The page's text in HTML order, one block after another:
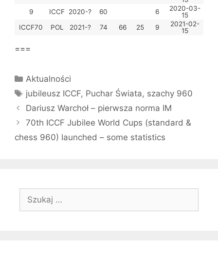
9
ICCF 2020-? 60 6
2020-03-
15
ICCF70
POL 2021-? 74 66 25 9
2021-02-
15
===
Kategorie
Aktualności
Tagi
jubileusz ICCF, Puchar Świata, szachy 960
Dariusz Warchoł – pierwsza norma IM
70th ICCF Jubilee World Cups (standard &
chess 960) launched – some statistics